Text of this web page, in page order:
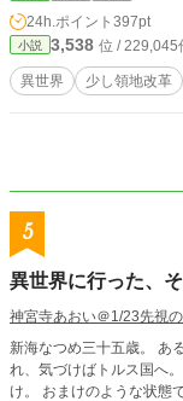
24h.ポイント 397pt
小説 3,538 位 / 229,045
異世界 少し領地改革
5
異世界に行った、そ
神宮寺あおい＠1/23先視
新海なつめ三十五歳。 あ
れ、気づけばトルス国へ
け。 おまけのような状態